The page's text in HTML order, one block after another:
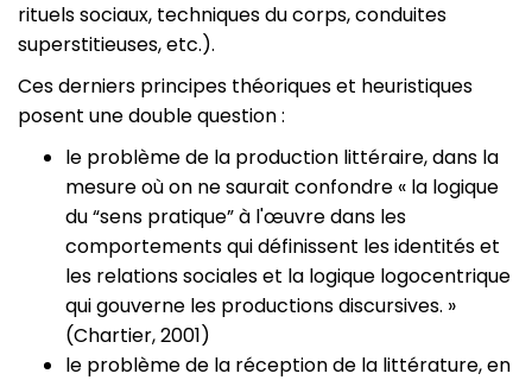
rituels sociaux, techniques du corps, conduites
superstitieuses, etc.).
Ces derniers principes théoriques et heuristiques
posent une double question :
le problème de la production littéraire, dans la
mesure où on ne saurait confondre « la logique
du “sens pratique” à l'œuvre dans les
comportements qui définissent les identités et
les relations sociales et la logique logocentrique
qui gouverne les productions discursives. »
(Chartier, 2001)
le problème de la réception de la littérature, en